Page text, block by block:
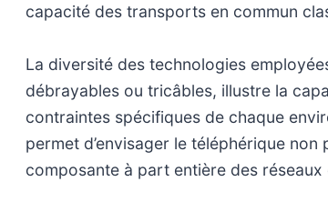
capacité des transports en commun
La diversité des technologies
débrayables ou tricâbles, illustre la
contraintes spécifiques de chaque
permet d’envisager le téléphérique
composante à part entière des